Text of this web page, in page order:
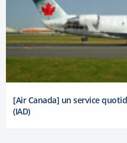
[Air Canada] un service
(IAD)